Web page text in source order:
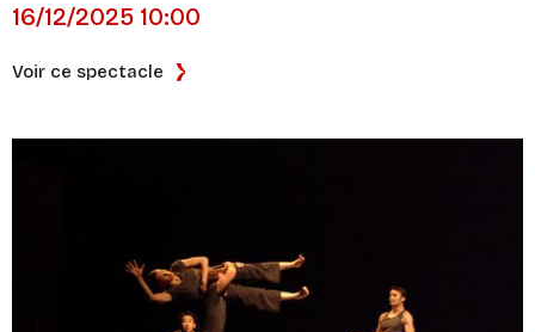
16/12/2025 10:00
Voir ce spectacle